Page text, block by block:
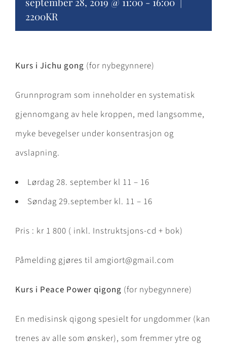
2200KR
Kurs i Jichu gong (for nybegynnere)
Grunnprogram som inneholder en systematisk
gjennomgang av hele kroppen, med langsomme,
myke bevegelser under konsentrasjon og
avslapning.
Lørdag 28. september kl 11 – 16
Søndag 29.september kl. 11 – 16
Pris : kr 1 800 ( inkl. Instruktsjons-cd + bok)
Påmelding gjøres til amgiort@gmail.com
Kurs i Peace Power qigong (for nybegynnere)
En medisinsk qigong spesielt for ungdommer (kan
trenes av alle som ønsker), som fremmer ytre og